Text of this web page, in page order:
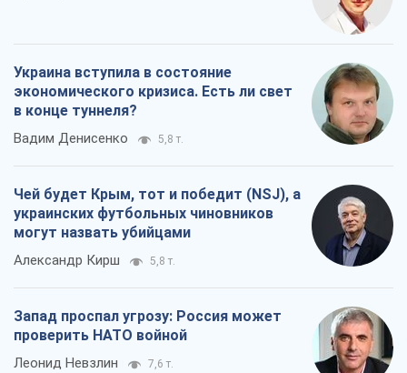
Украина вступила в состояние
экономического кризиса. Есть ли свет
в конце туннеля?
Вадим Денисенко 5,8 т.
Чей будет Крым, тот и победит (NSJ), а
украинских футбольных чиновников
могут назвать убийцами
Александр Кирш 5,8 т.
Запад проспал угрозу: Россия может
проверить НАТО войной
Леонид Невзлин 7,6 т.